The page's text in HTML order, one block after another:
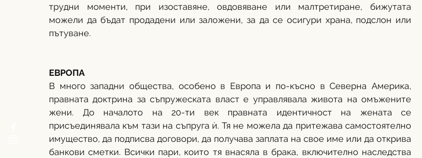
трудни моменти, при изоставяне, овдовяване или малтретиране, бижутата
можели да бъдат продадени или заложени, за да се осигури храна, подслон или
пътуване.
ЕВРОПА
В много западни общества, особено в Европа и по-късно в Северна Америка,
правната доктрина за съпружеската власт е управлявала живота на омъжените
жени. До началото на 20-ти век правната идентичност на жената се
присъединявала към тази на съпруга ѝ. Тя не можела да притежава самостоятелно
имущество, да подписва договори, да получава заплата на свое име или да открива
банкови сметки. Всички пари, които тя внасяла в брака, включително наследства